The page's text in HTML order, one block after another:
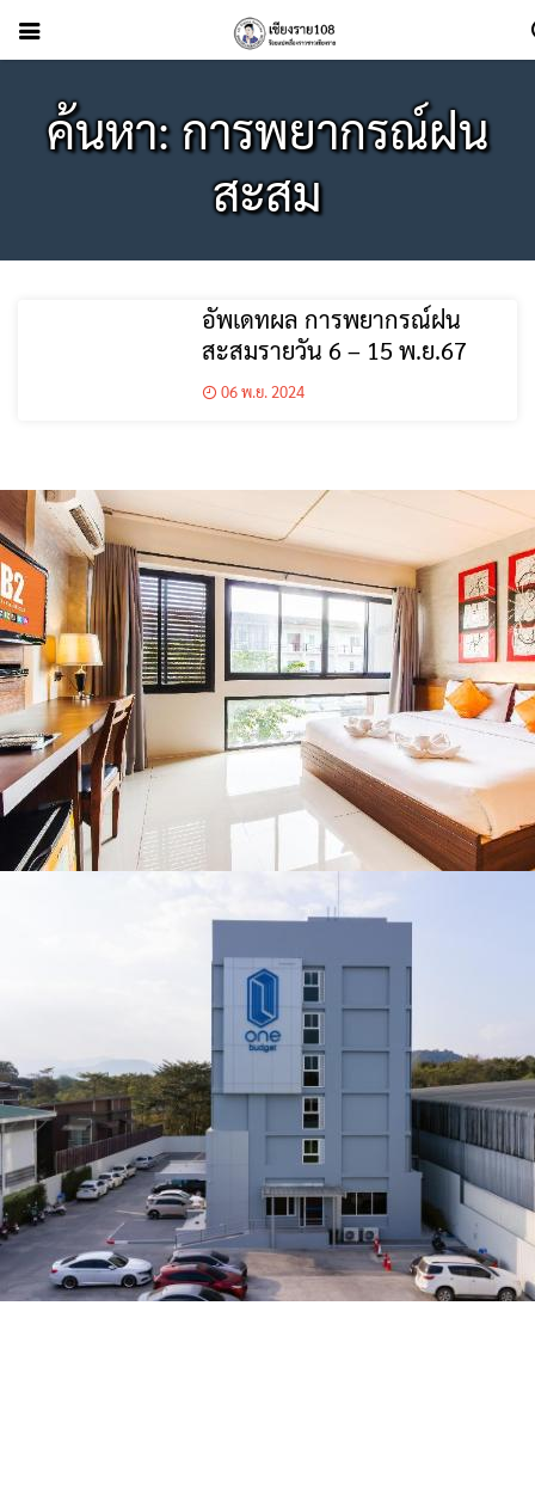
ค้นหา: การพยากรณ์ฝน
สะสม
อัพเดทผล การพยากรณ์ฝน
สะสมรายวัน 6 – 15 พ.ย.67
06 พ.ย. 2024